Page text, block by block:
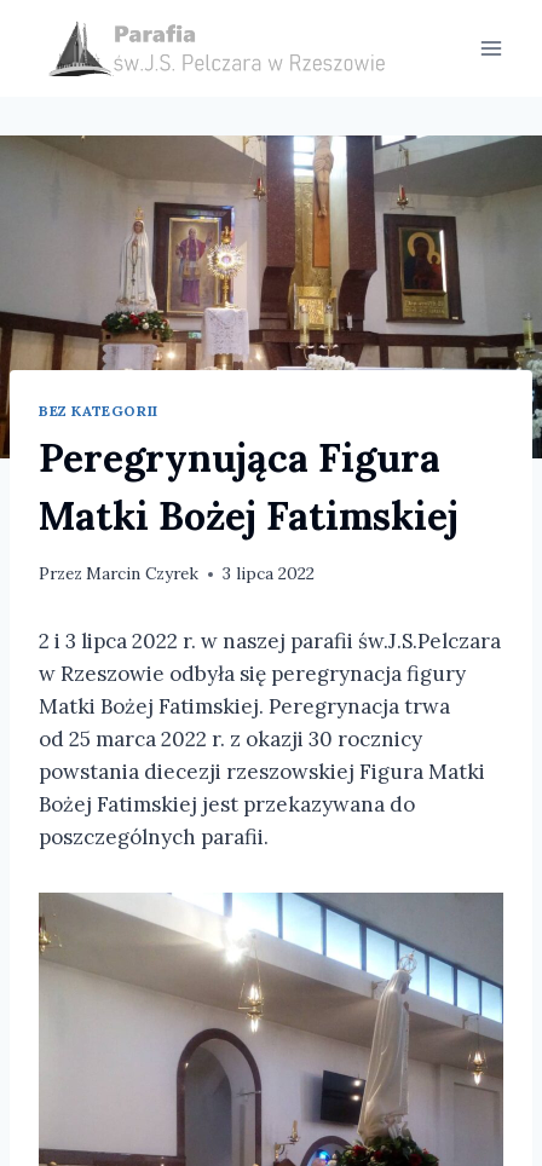
treści
BEZ KATEGORII
Peregrynująca Figura
Matki Bożej Fatimskiej
Przez Marcin Czyrek 3 lipca 2022
2 i 3 lipca 2022 r. w naszej parafii św.J.S.Pelczara
w Rzeszowie odbyła się peregrynacja figury
Matki Bożej Fatimskiej. Peregrynacja trwa
od 25 marca 2022 r. z okazji 30 rocznicy
powstania diecezji rzeszowskiej Figura Matki
Bożej Fatimskiej jest przekazywana do
poszczególnych parafii.